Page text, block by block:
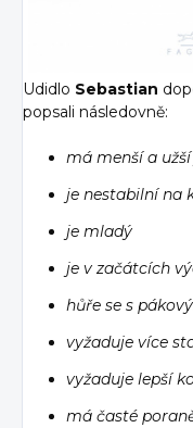
Udidlo Sebastian
popsali následovně:
má menší a
je nestabilní na
je mladý
je v začátcích
hůře se s
vyžaduje více
vyžaduje lepší
má časté